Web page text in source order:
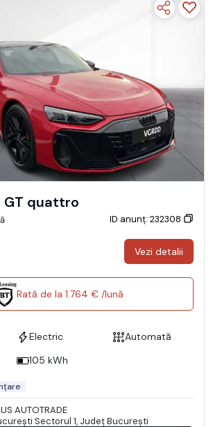
quattro
ID anunț: 232308
Vezi detalii
Rată de la 1.764 € /lună
Electric
Automată
105 kWh
AUTOTRADE
Sectorul 1, Județ București